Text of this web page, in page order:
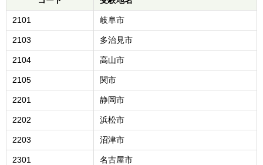
2101 岐阜市
2103 多治見市
2104 高山市
2105 関市
2201 静岡市
2202 浜松市
2203 沼津市
2301 名古屋市